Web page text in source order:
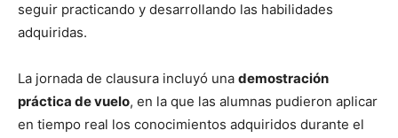
seguir practicando y desarrollando las habilidades
adquiridas.
La jornada de clausura incluyó una demostración
práctica de vuelo, en la que las alumnas pudieron aplicar
en tiempo real los conocimientos adquiridos durante el